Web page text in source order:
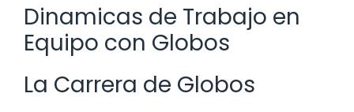
Dinamicas de Trabajo en
Equipo con Globos
La Carrera de Globos